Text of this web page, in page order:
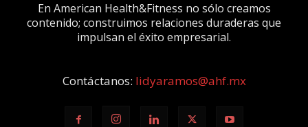
En American Health&Fitness no sólo creamos
contenido; construimos relaciones duraderas que
impulsan el éxito empresarial.
Contáctanos: lidyaramos@ahf.mx